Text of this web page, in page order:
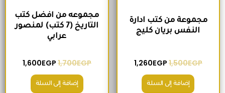
مجموعة من كتب ادارة
النفس بريان كليج
1,500EGP
1,260EGP
إضافة إلى السلة
مجموعه من افضل كتب
التاريخ (7 كتب) لمنصور
عرابي
1,700EGP
1,600EGP
إضافة إلى السلة